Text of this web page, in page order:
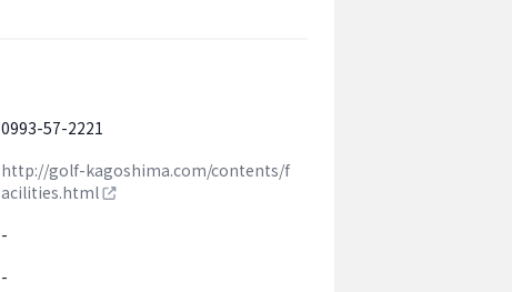
0993-57-2221
http://golf-kagoshima.com/contents/f
acilities.html
-
-